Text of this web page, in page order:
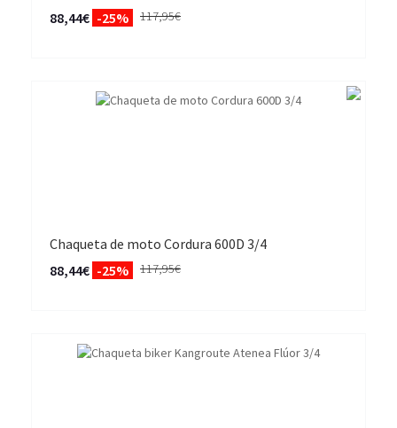
88,44€ -25% 117,95€
Chaqueta de moto Cordura 600D 3/4
88,44€ -25% 117,95€